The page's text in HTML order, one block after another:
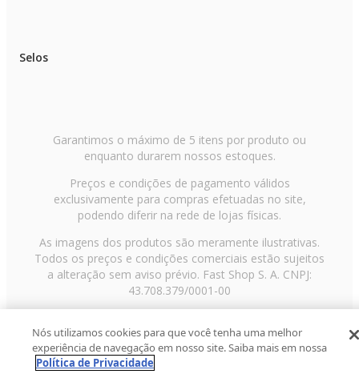
Selos
Garantimos o máximo de 5 itens por produto ou
enquanto durarem nossos estoques.
Preços e condições de pagamento válidos
exclusivamente para compras efetuadas no site,
podendo diferir na rede de lojas físicas.
As imagens dos produtos são meramente ilustrativas.
Todos os preços e condições comerciais estão sujeitos
a alteração sem aviso prévio. Fast Shop S. A. CNPJ:
43.708.379/0001-00
Paulo/SP, CEP 02029-001, Telefone: 11 3003-3728 ©
2013 Fast Shop - Todos os direitos reservadosRF
Nós utilizamos cookies para que você tenha uma melhor
experiência de navegação em nosso site. Saiba mais em nossa
Política de Privacidade